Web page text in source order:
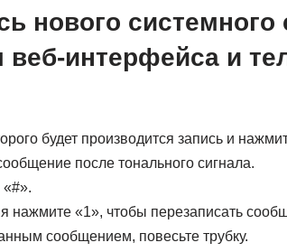
нового
веб-интерфейса и
будет производится запись и
после тонального сигнала.
нажмите «1», чтобы перезаписать
сообщением, повесьте трубку.